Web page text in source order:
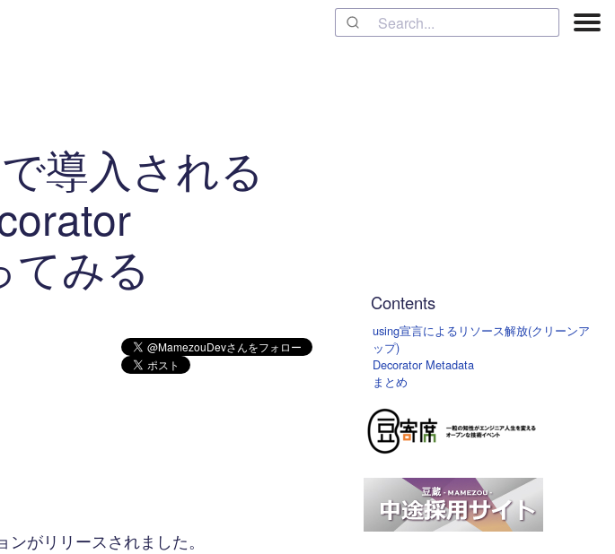
Contents
using宣言によるリソース解放(クリーンア
ップ)
Decorator Metadata
まとめ
導入される
てみる
がリリースされました。